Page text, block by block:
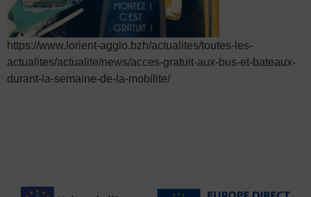
https://www.lorient-agglo.bzh/actualites/toutes-les-
actualites/actualite/news/acces-gratuit-aux-bus-et-bateaux-
durant-la-semaine-de-la-mobilite/